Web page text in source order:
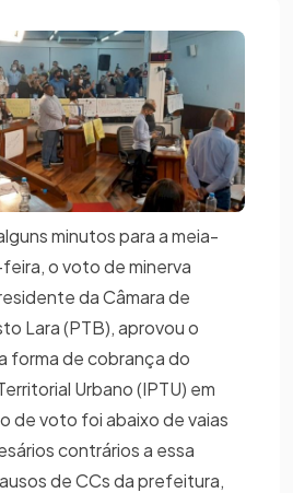
minutos para a meia-
o voto de minerva
da Câmara de
Lara (PTB), aprovou o
forma de cobrança do
Urbano (IPTU) em
de voto foi abaixo de vaias
contrários a essa
de CCs da prefeitura,